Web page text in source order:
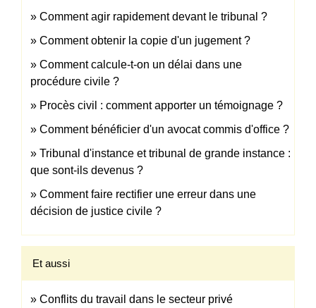
Comment agir rapidement devant le tribunal ?
Comment obtenir la copie d'un jugement ?
Comment calcule-t-on un délai dans une
procédure civile ?
Procès civil : comment apporter un témoignage ?
Comment bénéficier d'un avocat commis d'office ?
Tribunal d'instance et tribunal de grande instance :
que sont-ils devenus ?
Comment faire rectifier une erreur dans une
décision de justice civile ?
Et aussi
Conflits du travail dans le secteur privé